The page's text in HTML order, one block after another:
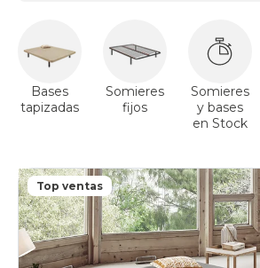
Bases
tapizadas
Somieres
fijos
Somieres
y bases
en Stock
Top ventas